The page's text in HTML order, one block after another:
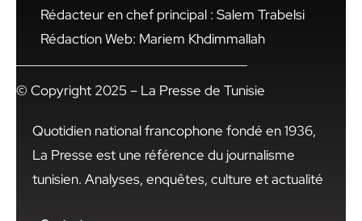
Rédacteur en chef principal : Salem Trabelsi
Rédaction Web: Mariem Khdimmallah
© Copyright 2025 – La Presse de Tunisie
Quotidien national francophone fondé en 1936,
La Presse est une référence du journalisme
tunisien. Analyses, enquêtes, culture et actualité